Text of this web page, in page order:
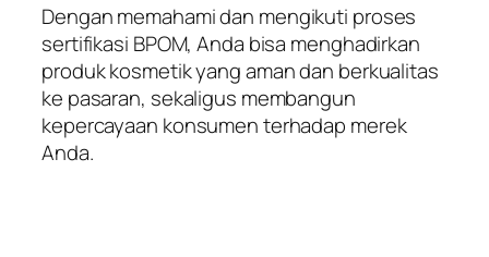
Dengan memahami dan mengikuti proses
sertifikasi BPOM, Anda bisa menghadirkan
produk kosmetik yang aman dan berkualitas
ke pasaran, sekaligus membangun
kepercayaan konsumen terhadap merek
Anda.